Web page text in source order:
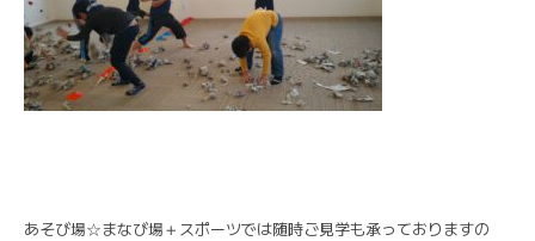
あそび場☆まなび場＋スポーツでは随時ご見学も承っておりますの